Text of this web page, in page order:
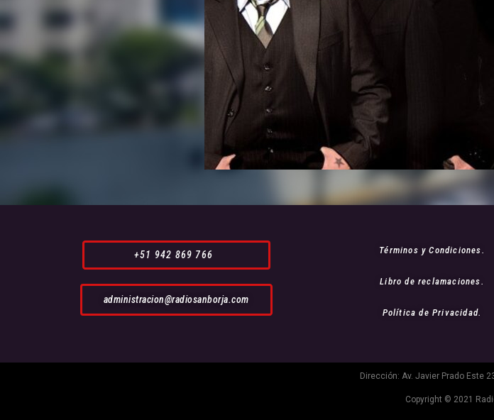
+51 942 869 766
administracion@radiosanborja.com
Términos y Condiciones.
Libro de reclamaciones.
Política de Privacidad.
Dirección: Av. Javier Prado Este
Copyright © 2021